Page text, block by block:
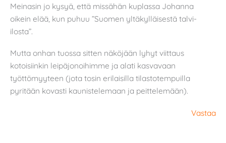
Meinasin jo kysyä, että missähän kuplassa Johanna
oikein elää, kun puhuu ”Suomen yltäkylläisestä talvi-
ilosta”.
Mutta onhan tuossa sitten näköjään lyhyt viittaus
kotoisiinkin leipäjonoihimme ja alati kasvavaan
työttömyyteen (jota tosin erilaisilla tilastotempuilla
pyritään kovasti kaunistelemaan ja peittelemään).
Vastaa